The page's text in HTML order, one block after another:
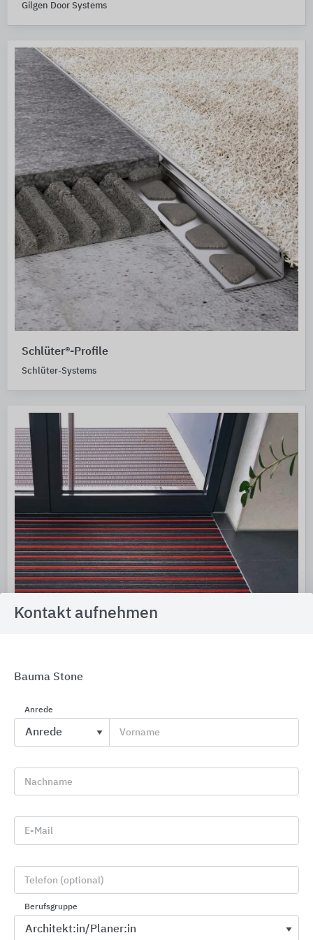
Gilgen Door Systems
Schlüter®-Profile
Schlüter-Systems
Eingangsmatten
fuma
Kontakt aufnehmen
Bauma Stone
Anrede
Vorname
Nachname
E-Mail
Telefon (optional)
Berufsgruppe